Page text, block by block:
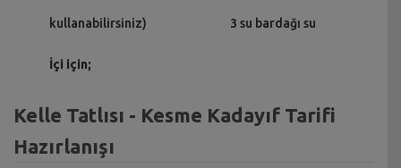
kullanabilirsiniz)
İçi için;
3 su bardağı su
Kelle Tatlısı - Kesme Kadayıf Tarifi
Hazırlanışı